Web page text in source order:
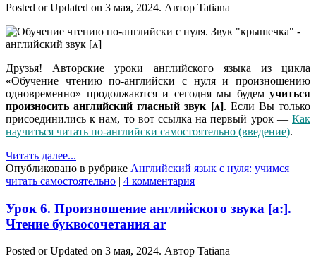
Posted or Updated on 3 мая, 2024. Автор Tatiana
Друзья! Авторские уроки английского языка из цикла
«Обучение чтению по-английски с нуля и произношению
одновременно» продолжаются и сегодня мы будем учиться
произносить английский гласный звук [ʌ]. Если Вы только
присоединились к нам, то вот ссылка на первый урок — Как
научиться читать по-английски самостоятельно (введение).
Читать далее...
Опубликовано в рубрике Английский язык с нуля: учимся
читать самостоятельно | 4 комментария
Урок 6. Произношение английского звука [a:].
Чтение буквосочетания ar
Posted or Updated on 3 мая, 2024. Автор Tatiana